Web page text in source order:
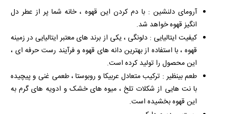
آرومای دلنشین : با دم کردن این قهوه ، خانه شما پر از عطر دل
انگیز قهوه خواهد شد.
کیفیت ایتالیایی : دلونگی ، یکی از برند های معتبر ایتالیایی در زمینه
قهوه ، با استفاده از بهترین دانه‌ های قهوه و فرآیند رست حرفه‌ ای ،
این محصول را تولید کرده است.
طعم بینظیر : ترکیب متعادل عربیکا و روبوستا ، طعمی غنی و پیچیده
با نت‌ هایی از شکلات تلخ ، میوه‌ های خشک و ادویه‌ های گرم به
این قهوه بخشیده است.